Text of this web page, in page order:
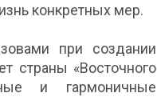
конкретных мер.
при создании
страны «Восточного
и гармоничные